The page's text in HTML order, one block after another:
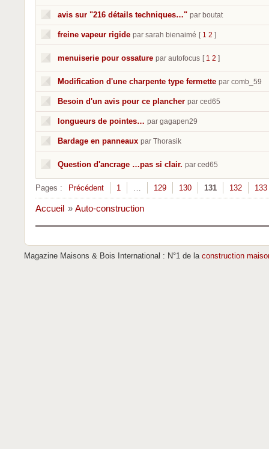
avis sur "216 détails techniques…" par boutat
freine vapeur rigide par sarah bienaimé [ 1 2 ]
menuiserie pour ossature par autofocus [ 1 2 ]
Modification d'une charpente type fermette par comb_59
Besoin d'un avis pour ce plancher par ced65
longueurs de pointes… par gagapen29
Bardage en panneaux par Thorasik
Question d'ancrage …pas si clair. par ced65
Pages : Précédent 1 … 129 130 131 132 133
Accueil » Auto-construction
Magazine Maisons & Bois International : N°1 de la construction